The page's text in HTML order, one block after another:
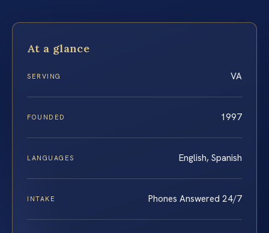
At a glance
SERVING VA
FOUNDED 1997
LANGUAGES English, Spanish
INTAKE Phones Answered 24/7